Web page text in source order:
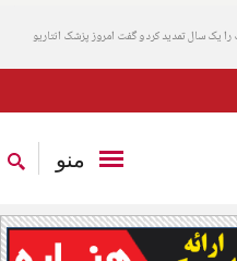
یک سال تمدید کرد و گفت امروز پزشک انتاریو
منو